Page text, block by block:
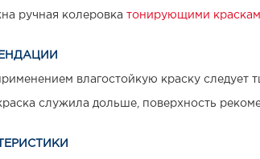
ручная колеровка тонирующими
влагостойкую краску
служила дольше, поверхность